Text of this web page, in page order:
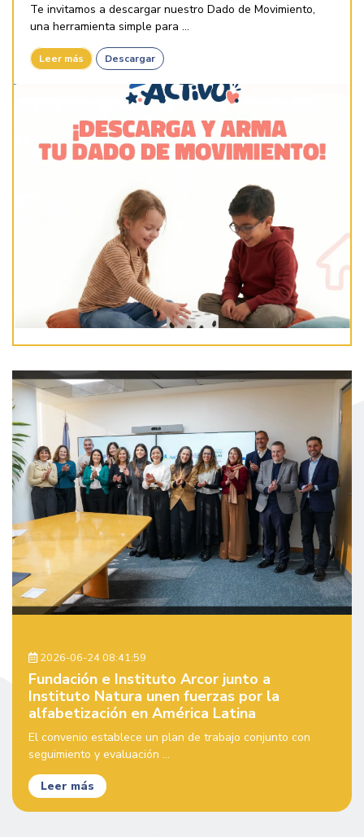
Te invitamos a descargar nuestro Dado de Movimiento,
una herramienta simple para ...
Leer más Descargar
2026-06-24 08:41:59
Fundación e Instituto Arcor junto a
Instituto Natura unen fuerzas por la
alfabetización en América Latina
El convenio establece un plan de trabajo conjunto con
seguimiento y evaluación ...
Leer más